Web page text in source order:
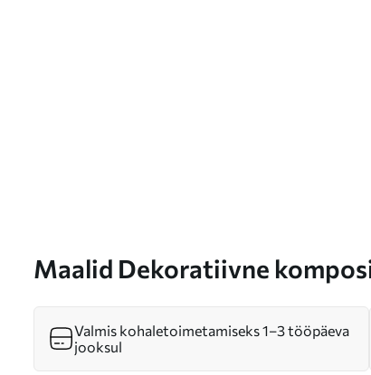
Maalid Dekoratiivne
Valmis kohaletoimetamiseks 1–3 tööpäeva
jooksul